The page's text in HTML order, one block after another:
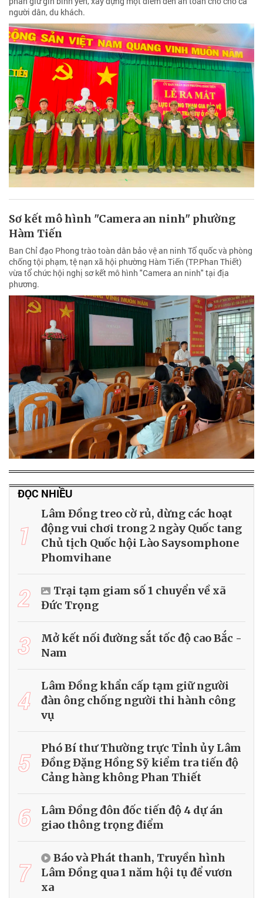
người dân, du khách.
Sơ kết mô hình "Camera an ninh" phường
Hàm Tiến
Ban Chỉ đạo Phong trào toàn dân bảo vệ an ninh Tổ quốc và phòng
chống tội phạm, tệ nạn xã hội phường Hàm Tiến (TP.Phan Thiết)
vừa tổ chức hội nghị sơ kết mô hình "Camera an ninh" tại địa
phương.
ĐỌC NHIỀU
1
Lâm Đồng treo cờ rủ, dừng các hoạt
động vui chơi trong 2 ngày Quốc tang
Chủ tịch Quốc hội Lào Saysomphone
Phomvihane
2
Trại tạm giam số 1 chuyển về xã
Đức Trọng
3
Mở kết nối đường sắt tốc độ cao Bắc -
Nam
4
Lâm Đồng khẩn cấp tạm giữ người
đàn ông chống người thi hành công
vụ
5
Phó Bí thư Thường trực Tỉnh ủy Lâm
Đồng Đặng Hồng Sỹ kiểm tra tiến độ
Cảng hàng không Phan Thiết
6
Lâm Đồng đôn đốc tiến độ 4 dự án
giao thông trọng điểm
7
Báo và Phát thanh, Truyền hình
Lâm Đồng qua 1 năm hội tụ để vươn
xa